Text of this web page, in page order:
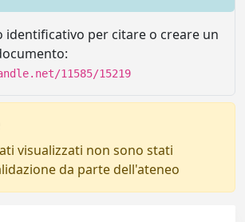
identificativo per citare o creare un
11585/15219
visualizzati non sono stati
da parte dell'ateneo